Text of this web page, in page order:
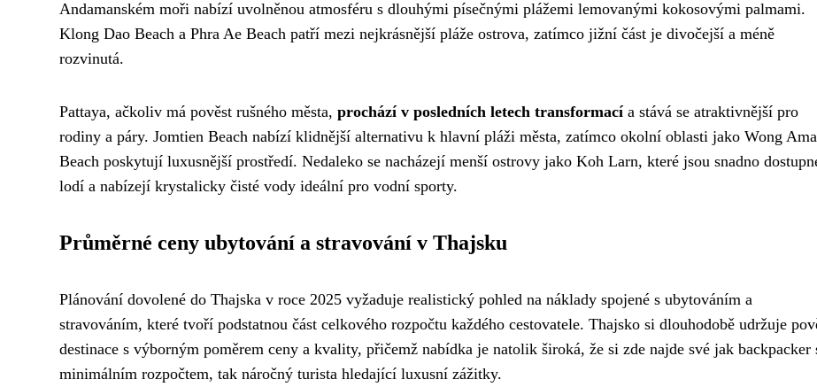
Andamanském moři nabízí uvolněnou atmosféru s dlouhými písečnými plážemi lemovanými kokosovými palmami.
Klong Dao Beach a Phra Ae Beach patří mezi nejkrásnější pláže ostrova, zatímco jižní část je divočejší a méně
rozvinutá.
Pattaya, ačkoliv má pověst rušného města, prochází v posledních letech transformacía stává se atraktivnější pro
rodiny a páry. Jomtien Beach nabízí klidnější alternativu k hlavní pláži města, zatímco okolní oblasti jako Wong
Beach poskytují luxusnější prostředí. Nedaleko se nacházejí menší ostrovy jako Koh Larn, které jsou snadno
lodí a nabízejí krystalicky čisté vody ideální pro vodní sporty.
Průměrné ceny ubytování a stravování v Thajsku
Plánování dovolené do Thajska v roce 2025 vyžaduje realistický pohled na náklady spojené s ubytováním a
stravováním, které tvoří podstatnou část celkového rozpočtu každého cestovatele. Thajsko si dlouhodobě udržuje
destinace s výborným poměrem ceny a kvality, přičemž nabídka je natolik široká, že si zde najde své jak backpacker
minimálním rozpočtem, tak náročný turista hledající luxusní zážitky.